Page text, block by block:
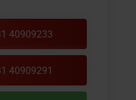
40909233
40909291